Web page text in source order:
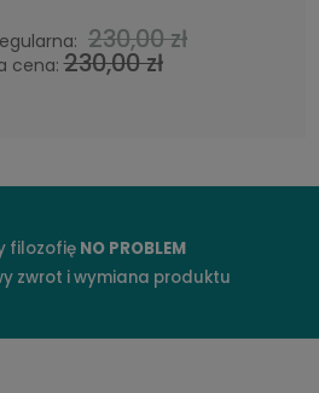
208,00 zł
filozofię NO PROBLEM
zwrot i wymiana produktu